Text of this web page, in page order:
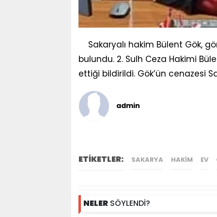
Sakaryalı hakim Bülent Gök,
bulundu. 2. Sulh Ceza Hakimi
ettiği bildirildi. Gök’ün cenazesi
admin
ETİKETLER: SAKARYA HAKIM EV
NELER SÖYLENDİ?